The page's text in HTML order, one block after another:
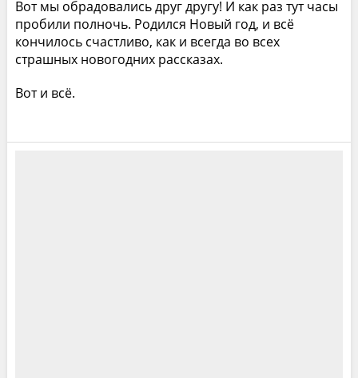
Вот мы обрадовались друг другу! И как раз тут часы
пробили полночь. Родился Новый год, и всё
кончилось счастливо, как и всегда во всех
страшных новогодних рассказах.
Вот и всё.